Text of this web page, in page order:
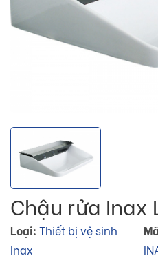
Chậu rửa Inax
Loại: Thiết bị vệ sinh
Inax